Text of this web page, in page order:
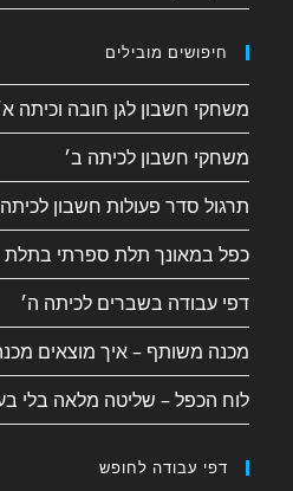
חיפושים מובילים
משחקי חשבון לגן חובה וכיתה
משחקי חשבון לכיתה ב׳
תרגול סדר פעולות חשבון
כפל במאונך תלת ספרתי בתלת
דפי עבודה בשברים לכיתה ה׳
מכנה משותף – איך מוצאים
לוח הכפל – שליטה מלאה בלי
דפי עבודה לחופש